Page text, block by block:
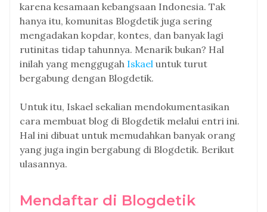
karena kesamaan kebangsaan Indonesia. Tak
hanya itu, komunitas Blogdetik juga sering
mengadakan kopdar, kontes, dan banyak lagi
rutinitas tidap tahunnya. Menarik bukan? Hal
inilah yang menggugah Iskael untuk turut
bergabung dengan Blogdetik.
Untuk itu, Iskael sekalian mendokumentasikan
cara membuat blog di Blogdetik melalui entri ini.
Hal ini dibuat untuk memudahkan banyak orang
yang juga ingin bergabung di Blogdetik. Berikut
ulasannya.
Mendaftar di Blogdetik